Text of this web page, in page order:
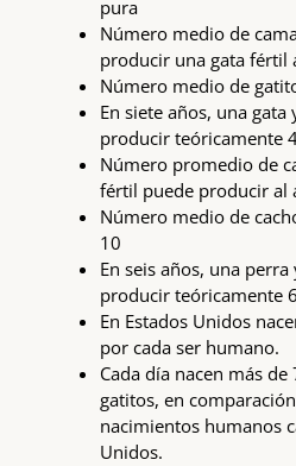
pura
Número medio de
producir una gata fértil
Número medio de
En siete años, una gata
producir teóricamente
Número promedio de
fértil puede producir al
Número medio de
10
En seis años, una
producir teóricamente
En Estados Unidos
por cada ser humano.
Cada día nacen más
gatitos, en
nacimientos humanos
Unidos.